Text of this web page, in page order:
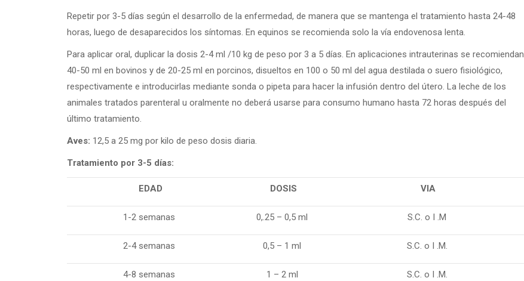
Repetir por 3-5 días según el desarrollo de la enfermedad, de manera que se mantenga el tratamiento hasta 24-48
horas, luego de desaparecidos los síntomas. En equinos se recomienda solo la vía endovenosa lenta.
Para aplicar oral, duplicar la dosis 2-4 ml /10 kg de peso por 3 a 5 días. En aplicaciones intrauterinas se recomiendan
40-50 ml en bovinos y de 20-25 ml en porcinos, disueltos en 100 o 50 ml del agua destilada o suero fisiológico,
respectivamente e introducirlas mediante sonda o pipeta para hacer la infusión dentro del útero. La leche de los
animales tratados parenteral u oralmente no deberá usarse para consumo humano hasta 72 horas después del
último tratamiento.
Aves: 12,5 a 25 mg por kilo de peso dosis diaria.
Tratamiento por 3-5 días:
EDAD DOSIS VIA
1-2 semanas 0,.25 – 0,5 ml S.C. o I .M
2-4 semanas 0,5 – 1 ml S.C. o I .M.
4-8 semanas 1 – 2 ml S.C. o I .M.